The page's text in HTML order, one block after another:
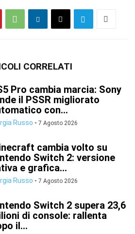
CORRELATI
Pro cambia marcia: Sony
il PSSR migliorato
con...
Russo - 7 Agosto 2026
cambia volto su
Switch 2: versione
e grafica...
Russo - 7 Agosto 2026
Switch 2 supera 23,6
di console: rallenta
il...